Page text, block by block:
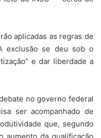
aplicadas as regras de
exclusão se deu sob o
e dar liberdade a
no governo federal
ser acompanhado de
que, segundo